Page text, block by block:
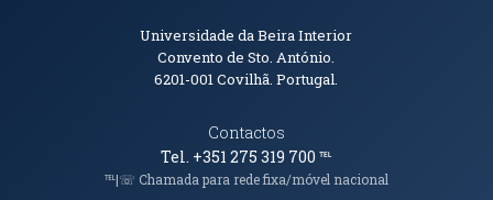
Informações de Contacto
Universidade da Beira Interior
Convento de Sto. António.
6201-001Covilhã. Portugal.
Contactos
Tel. +351 275 319 700℡
℡|☏ Chamada para rede fixa/móvel nacional